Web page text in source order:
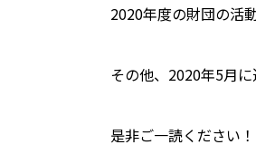
2020年度の財団の活
その他、2020年5月
是非ご一読ください！